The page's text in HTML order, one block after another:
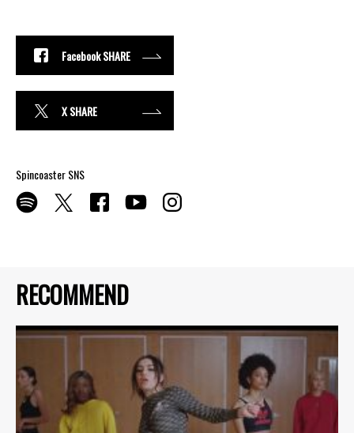
RECOMMEND
Facebook SHARE
X SHARE
Spincoaster SNS